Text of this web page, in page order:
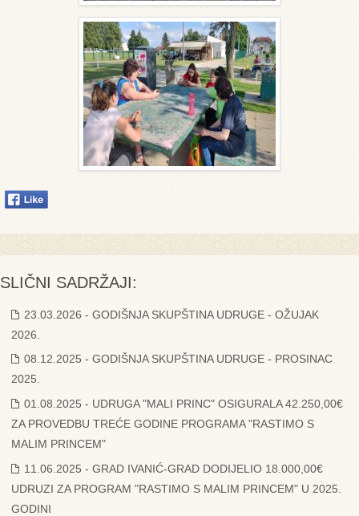
SLIČNI SADRŽAJI:
23.03.2026 - GODIŠNJA SKUPŠTINA UDRUGE - OŽUJAK
2026.
08.12.2025 - GODIŠNJA SKUPŠTINA UDRUGE - PROSINAC
2025.
01.08.2025 - UDRUGA "MALI PRINC" OSIGURALA 42.250,00€
ZA PROVEDBU TREĆE GODINE PROGRAMA "RASTIMO S
MALIM PRINCEM"
11.06.2025 - GRAD IVANIĆ-GRAD DODIJELIO 18.000,00€
UDRUZI ZA PROGRAM "RASTIMO S MALIM PRINCEM" U 2025.
GODINI